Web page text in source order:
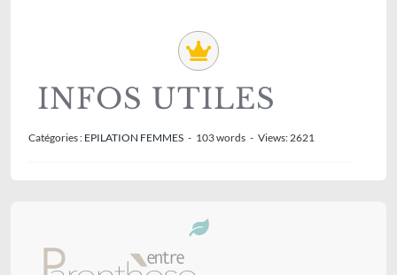
INFOS UTILES
Catégories : EPILATION FEMMES - 103 words - Views: 2621